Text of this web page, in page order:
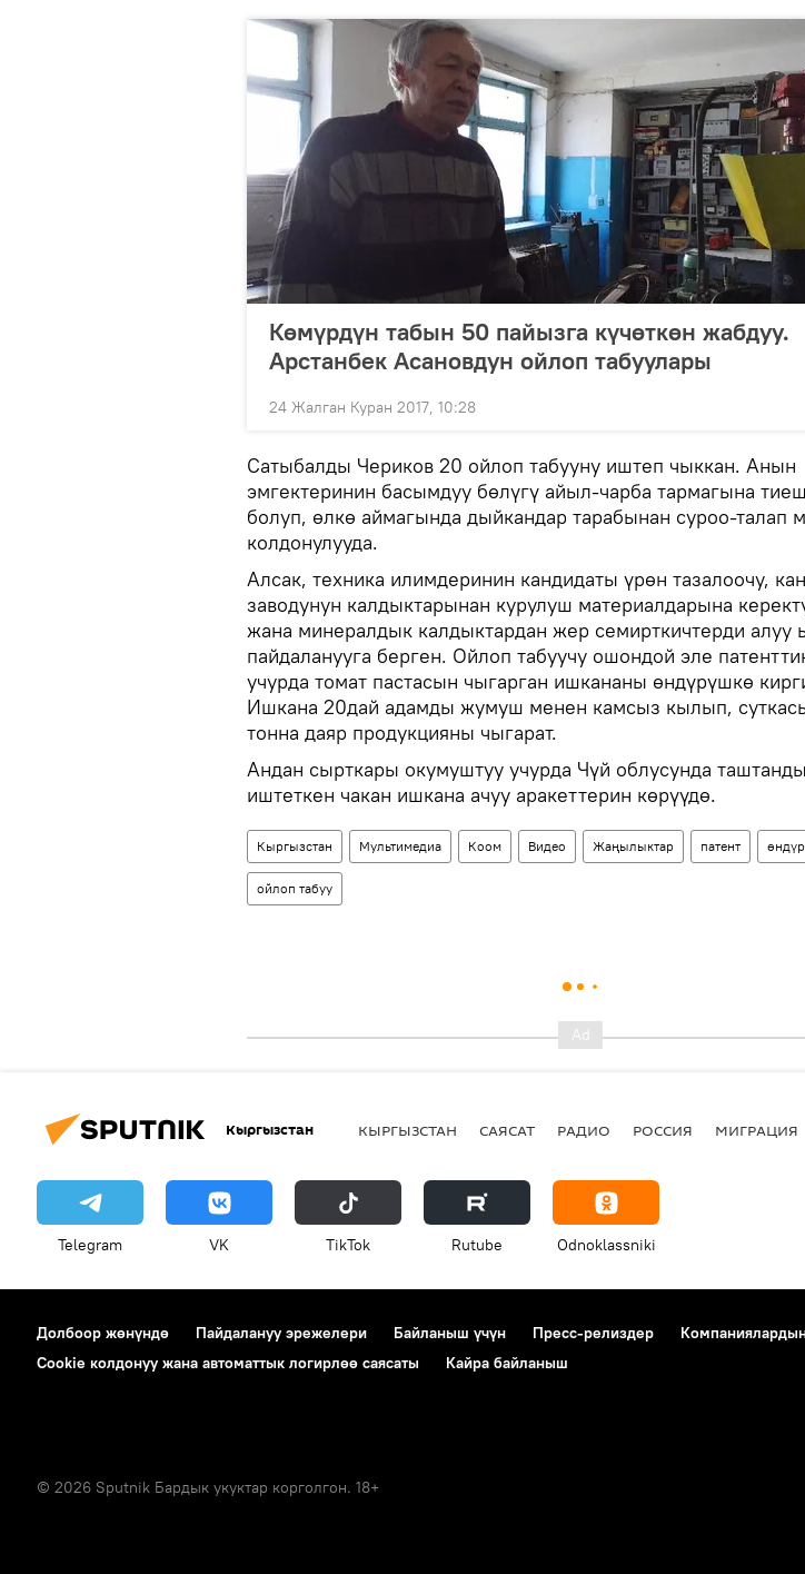
Көмүрдүн табын 50 пайызга күчөткөн жабдуу.
Арстанбек Асановдун ойлоп табуулары
24 Жалган Куран 2017, 10:28
Сатыбалды Чериков 20 ойлоп табууну иштеп чыккан. Анын
эмгектеринин басымдуу бөлүгү айыл-чарба тармагына
болуп, өлкө аймагында дыйкандар тарабынан суроо-талап
колдонулууда.
Алсак, техника илимдеринин кандидаты үрөн тазалоочу,
заводунун калдыктарынан курулуш материалдарына
жана минералдык калдыктардан жер семирткичтерди алуу
пайдаланууга берген. Ойлоп табуучу ошондой эле
учурда томат пастасын чыгарган ишкананы өндүрүшкө
Ишкана 20дай адамды жумуш менен камсыз кылып,
тонна даяр продукцияны чыгарат.
Андан сырткары окумуштуу учурда Чүй облусунда
иштеткен чакан ишкана ачуу аракеттерин көрүүдө.
Кыргызстан Мультимедиа Коом Видео Жаңылыктар патент
ойлоп табуу
Кыргызстан КЫРГЫЗСТАН САЯСАТ РАДИО РОССИЯ МИГРАЦИЯ
Telegram VK ТikТоk Rutube Odnoklassniki
Долбоор жөнүндө Пайдалануу эрежелери Байланыш үчүн Пресс-релиздер
Cookie колдонуу жана автоматтык логирлөө саясаты
Кайра байланыш
© 2026 Sputnik Бардык укуктар корголгон. 18+